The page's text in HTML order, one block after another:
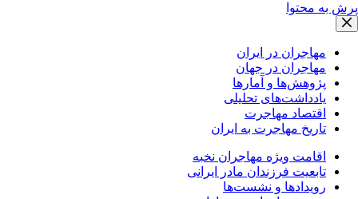
پرش به محتوا
مهاجران در ایران
مهاجران در جهان
پژوهش‌ها و آمارها
یادداشت‌های تحلیلی
اقتصاد مهاجرت
تاریخ مهاجرت به ایران
اقامت ویژه مهاجران نخبه
تابعیت فرزندان مادر ایرانی
رویدادها و نشست‌ها